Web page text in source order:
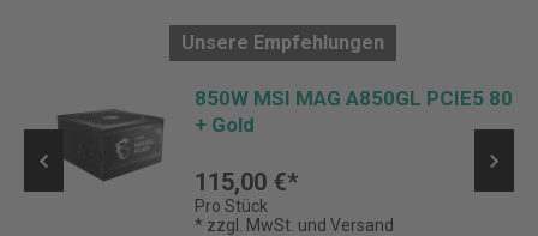
Unsere Empfehlungen
850W MSI MAG A850GL PCIE5 80
+ Gold
115,00 €*
Pro Stück
* zzgl. MwSt. und Versand